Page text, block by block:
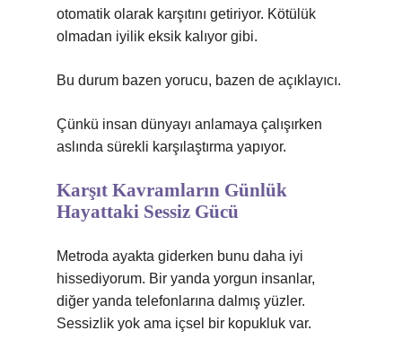
otomatik olarak karşıtını getiriyor. Kötülük
olmadan iyilik eksik kalıyor gibi.
Bu durum bazen yorucu, bazen de açıklayıcı.
Çünkü insan dünyayı anlamaya çalışırken
aslında sürekli karşılaştırma yapıyor.
Karşıt Kavramların Günlük
Hayattaki Sessiz Gücü
Metroda ayakta giderken bunu daha iyi
hissediyorum. Bir yanda yorgun insanlar,
diğer yanda telefonlarına dalmış yüzler.
Sessizlik yok ama içsel bir kopukluk var.